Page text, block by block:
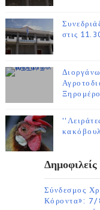
στις
Σύνδεσμος
Κόροντα»: 7/